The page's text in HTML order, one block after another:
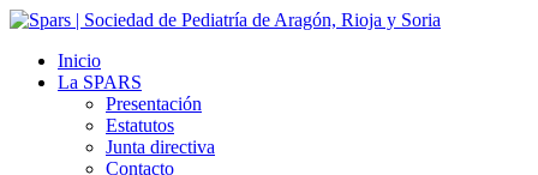
Inicio
La SPARS
Presentación
Estatutos
Junta directiva
Contacto